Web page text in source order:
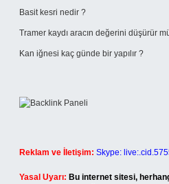
Basit kesri nedir ?
Tramer kaydı aracın değerini düşürür
Kan iğnesi kaç günde bir yapılır ?
Reklam ve İletişim: Skype:
Yasal Uyarı: Bu internet sitesi,